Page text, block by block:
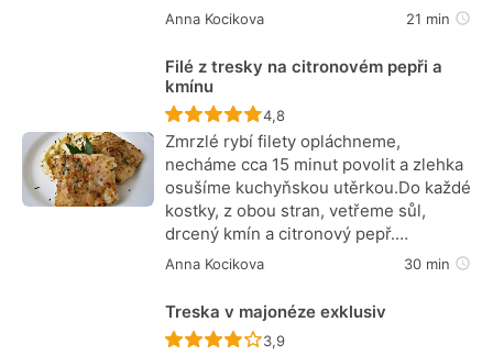
Anna Kocikova 21 min
Filé z tresky na citronovém pepři a
kmínu
Recept ještě nebyl hodnocen
4,8
Zmrzlé rybí filety opláchneme,
necháme cca 15 minut povolit a zlehka
osušíme kuchyňskou utěrkou.Do každé
kostky, z obou stran, vetřeme sůl,
drcený kmín a citronový pepř.…
Anna Kocikova 30 min
Treska v majonéze exklusiv
Recept ještě nebyl hodnocen
3,9